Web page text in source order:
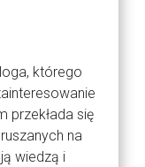
którego
przekłada się
na
wiedzą i